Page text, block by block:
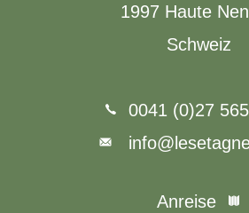
1997 Haute
Schweiz
0041 (0)27
Anreise